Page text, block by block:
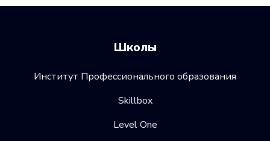
Школы
Институт Профессионального образования
Skillbox
Level One